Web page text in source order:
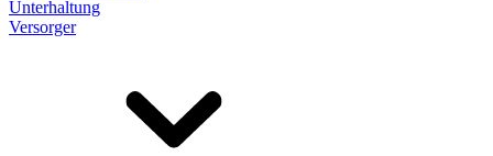
Unterhaltung
Versorger